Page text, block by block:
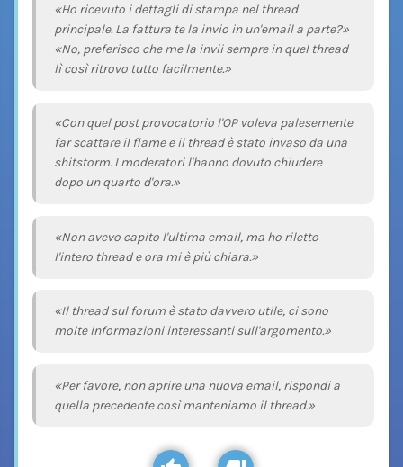
«Ho ricevuto i dettagli di stampa nel thread
principale. La fattura te la invio in un'email a parte?»
«No, preferisco che me la invii sempre in quel thread
lì così ritrovo tutto facilmente.»
«Con quel post provocatorio l'OP voleva palesemente
far scattare il flame e il thread è stato invaso da una
shitstorm. I moderatori l'hanno dovuto chiudere
dopo un quarto d'ora.»
«Non avevo capito l'ultima email, ma ho riletto
l'intero thread e ora mi è più chiara.»
«Il thread sul forum è stato davvero utile, ci sono
molte informazioni interessanti sull'argomento.»
«Per favore, non aprire una nuova email, rispondi a
quella precedente così manteniamo il thread.»